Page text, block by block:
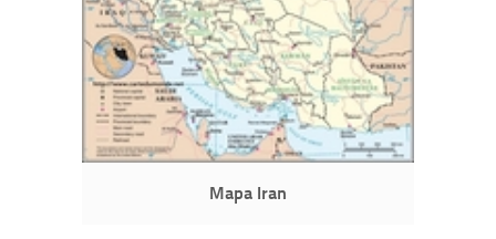
Mapa Iran